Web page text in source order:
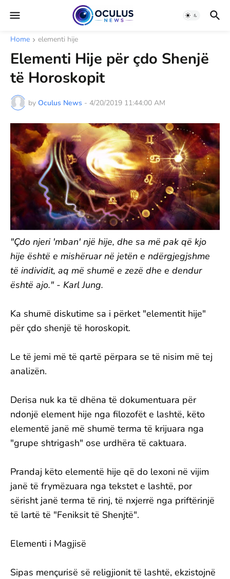
Home elementi hije
Elementi Hije për çdo Shenjë
të Horoskopit
by Oculus News - 4/20/2019 11:44:00 AM
"Çdo njeri 'mban' një hije, dhe sa më pak që kjo
hije është e mishëruar në jetën e ndërgjegjshme
të individit, aq më shumë e zezë dhe e dendur
është ajo." - Karl Jung.
Ka shumë diskutime sa i përket "elementit hije"
për çdo shenjë të horoskopit.
Le të jemi më të qartë përpara se të nisim më tej
analizën.
Derisa nuk ka të dhëna të dokumentuara për
ndonjë element hije nga filozofët e lashtë, këto
elementë janë më shumë terma të krijuara nga
"grupe shtrigash" ose urdhëra të caktuara.
Prandaj këto elementë hije që do lexoni në vijim
janë të frymëzuara nga tekstet e lashtë, por
sërisht janë terma të rinj, të nxjerrë nga priftërinjë
të lartë të "Feniksit të Shenjtë".
Elementi i Magjisë
Sipas mençurisë së religjionit të lashtë, ekzistojnë